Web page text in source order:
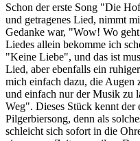
Schon der erste Song "Die
und getragenes Lied, nimmt
Gedanke war, "Wow! Wo
Liedes allein bekomme ich
"Keine Liebe", und das ist
Lied, aber ebenfalls ein
mich einfach dazu, die Augen
und einfach nur der Musik zu
Weg". Dieses Stück kennt der
Pilgerbiersong, denn als
schleicht sich sofort in die